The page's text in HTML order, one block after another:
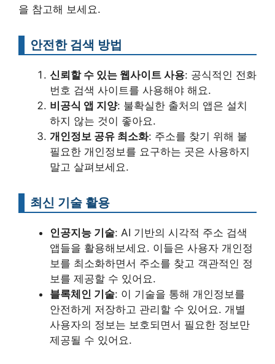
을 참고해 보세요.
안전한 검색 방법
신뢰할 수 있는 웹사이트 사용: 공식적인 전화
번호 검색 사이트를 사용해야 해요.
비공식 앱 지양: 불확실한 출처의 앱은 설치
하지 않는 것이 좋아요.
개인정보 공유 최소화: 주소를 찾기 위해 불
필요한 개인정보를 요구하는 곳은 사용하지
말고 살펴보세요.
최신 기술 활용
인공지능 기술: AI 기반의 시각적 주소 검색
앱들을 활용해보세요. 이들은 사용자 개인정
보를 최소화하면서 주소를 찾고 객관적인 정
보를 제공할 수 있어요.
블록체인 기술: 이 기술을 통해 개인정보를
안전하게 저장하고 관리할 수 있어요. 개별
사용자의 정보는 보호되면서 필요한 정보만
제공될 수 있어요.